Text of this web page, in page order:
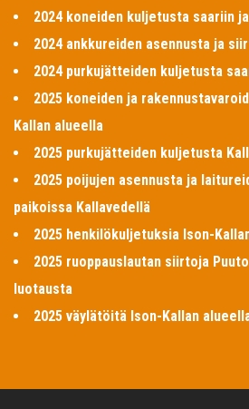
2024 koneiden kuljetusta saariin
2024 ankkureiden asennusta ja
2024 purkujätteiden kuljetusta
2025 koneiden ja
Kallan alueella
2025 purkujätteiden kuljetusta
2025 poijujen asennusta ja
paikoissa Kallavedellä
2025 henkilökuljetuksia Ison-
2025 ruoppauslautan siirtoja
luotausta
2025 väylätöitä Ison-Kallan